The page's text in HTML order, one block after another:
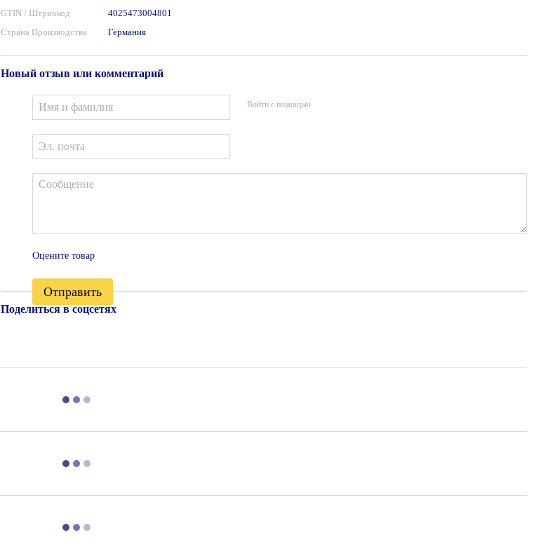
GTIN / Штрихкод
4025473004801
Страна Производства
Германия
Новый отзыв или комментарий
Войти с помощью
Оцените товар
Отправить
Поделиться в соцсетях